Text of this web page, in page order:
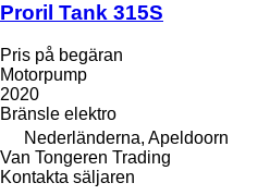
Proril Tank 315S
Pris på begäran
Motorpump
2020
Bränsle elektro
Nederländerna, Apeldoorn
Van Tongeren Trading
Kontakta säljaren